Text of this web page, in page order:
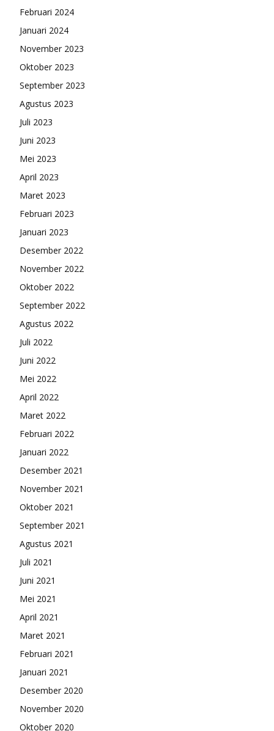
Februari 2024
Januari 2024
November 2023
Oktober 2023
September 2023
Agustus 2023
Juli 2023
Juni 2023
Mei 2023
April 2023
Maret 2023
Februari 2023
Januari 2023
Desember 2022
November 2022
Oktober 2022
September 2022
Agustus 2022
Juli 2022
Juni 2022
Mei 2022
April 2022
Maret 2022
Februari 2022
Januari 2022
Desember 2021
November 2021
Oktober 2021
September 2021
Agustus 2021
Juli 2021
Juni 2021
Mei 2021
April 2021
Maret 2021
Februari 2021
Januari 2021
Desember 2020
November 2020
Oktober 2020